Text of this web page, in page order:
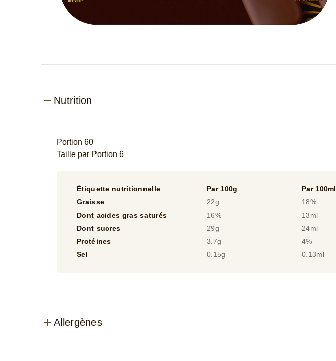
Nutrition
Portion 60
Taille par Portion 6
Étiquette nutritionnelle Par 100g Par 100ml
Graisse
22g 18%
Dont acides gras saturés
16% 13ml
Dont sucres
29g 24ml
Protéines
3.7g 4%
Sel
0.15g 0.13ml
Allergènes